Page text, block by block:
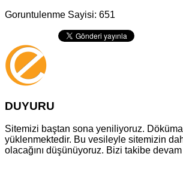
Goruntulenme Sayisi: 651
DUYURU
Sitemizi baştan sona yeniliyoruz.
yüklenmektedir. Bu vesileyle sitemizin
olacağını düşünüyoruz. Bizi takibe